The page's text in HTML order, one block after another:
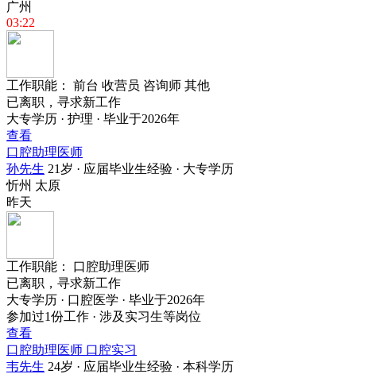
广州
03:22
工作职能： 前台 收营员 咨询师 其他
已离职，寻求新工作
大专学历 · 护理 · 毕业于2026年
查看
口腔助理医师
孙先生 21岁 · 应届毕业生经验 · 大专学历
忻州 太原
昨天
工作职能： 口腔助理医师
已离职，寻求新工作
大专学历 · 口腔医学 · 毕业于2026年
参加过1份工作 · 涉及实习生等岗位
查看
口腔助理医师 口腔实习
韦先生 24岁 · 应届毕业生经验 · 本科学历